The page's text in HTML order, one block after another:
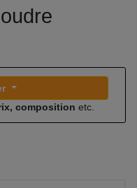
composition etc.